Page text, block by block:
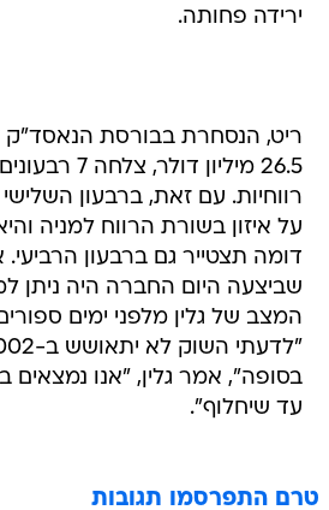
ירידה פחותה.
ריט, הנסחרת בבורסת הנאסד"ק
26.5 מיליון
רווחיות. עם זאת, ברבעון
על איזון בשורת הרווח למניה
דומה תצטייר גם ברבעון
שביצעה היום החברה היה ניתן
בסופה", אמר גלין, "אנו נמצאים
עד שיחלוף".
טרם התפרסמו תגובות